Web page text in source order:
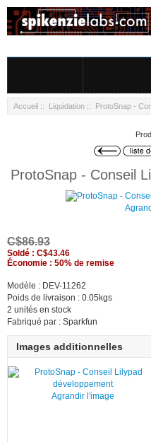
Accueil :: Liquidation :: ProtoSnap -
ProtoSnap - Conseil
C$86.93
Soldé : C$43.46
Économie : 50% de remise
Modèle : DEV-11262
Poids de livraison : 0.05kgs
2 unités en stock
Fabriqué par : Sparkfun
Images additionnelles
Agrandir l'image